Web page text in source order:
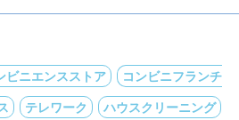
ビニエンスストア
コンビニフランチ
テレワーク
ハウスクリーニング